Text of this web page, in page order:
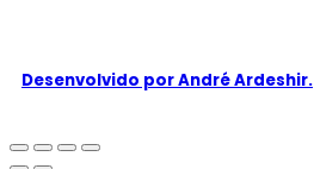
Desenvolvido porAndré Ardeshir.